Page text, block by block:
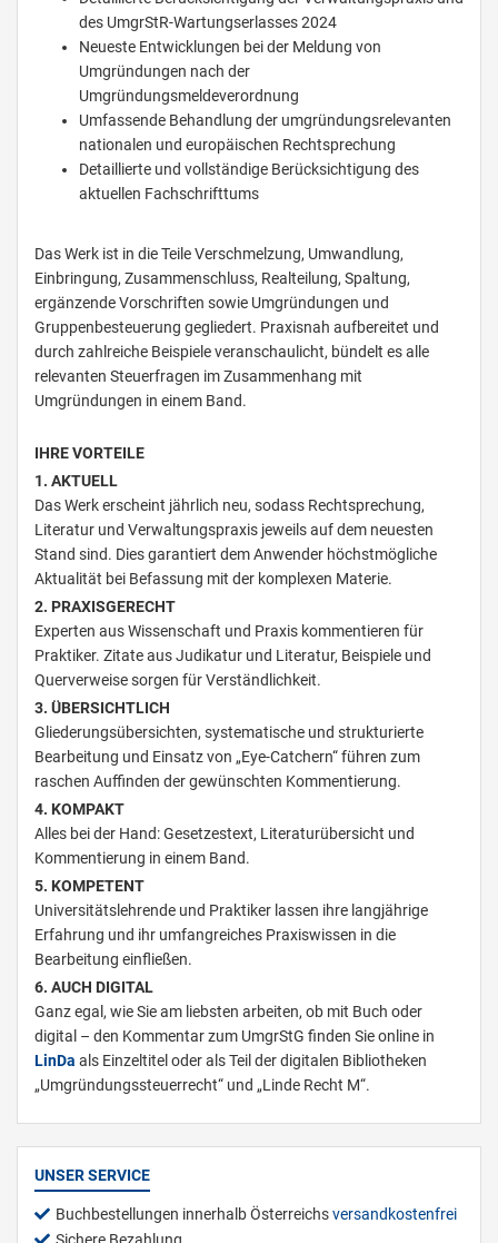
des UmgrStR-Wartungserlasses 2024
Neueste Entwicklungen bei der Meldung von
Umgründungen nach der
Umgründungsmeldeverordnung
Umfassende Behandlung der umgründungsrelevanten
nationalen und europäischen Rechtsprechung
Detaillierte und vollständige Berücksichtigung des
aktuellen Fachschrifttums
Das Werk ist in die Teile Verschmelzung, Umwandlung,
Einbringung, Zusammenschluss, Realteilung, Spaltung,
ergänzende Vorschriften sowie Umgründungen und
Gruppenbesteuerung gegliedert. Praxisnah aufbereitet und
durch zahlreiche Beispiele veranschaulicht, bündelt es alle
relevanten Steuerfragen im Zusammenhang mit
Umgründungen in einem Band.
IHRE VORTEILE
1. AKTUELL
Das Werk erscheint jährlich neu, sodass Rechtsprechung,
Literatur und Verwaltungspraxis jeweils auf dem neuesten
Stand sind. Dies garantiert dem Anwender höchstmögliche
Aktualität bei Befassung mit der komplexen Materie.
2. PRAXISGERECHT
Experten aus Wissenschaft und Praxis kommentieren für
Praktiker. Zitate aus Judikatur und Literatur, Beispiele und
Querverweise sorgen für Verständlichkeit.
3. ÜBERSICHTLICH
Gliederungsübersichten, systematische und strukturierte
Bearbeitung und Einsatz von „Eye-Catchern“ führen zum
raschen Auffinden der gewünschten Kommentierung.
4. KOMPAKT
Alles bei der Hand: Gesetzestext, Literaturübersicht und
Kommentierung in einem Band.
5. KOMPETENT
Universitätslehrende und Praktiker lassen ihre langjährige
Erfahrung und ihr umfangreiches Praxiswissen in die
Bearbeitung einfließen.
6. AUCH DIGITAL
Ganz egal, wie Sie am liebsten arbeiten, ob mit Buch oder
digital – den Kommentar zum UmgrStG finden Sie online in
LinDa als Einzeltitel oder als Teil der digitalen Bibliotheken
„Umgründungssteuerrecht“ und „Linde Recht M“.
UNSER SERVICE
Buchbestellungen innerhalb Österreichsversandkostenfrei